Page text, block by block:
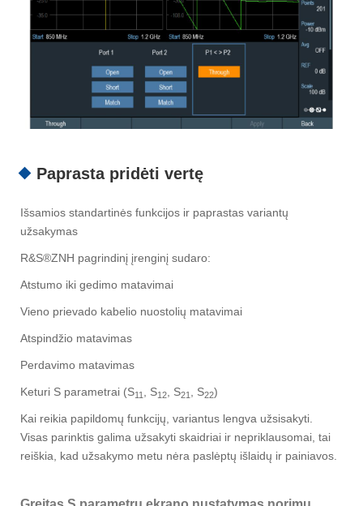
Paprasta pridėti vertę
Išsamios standartinės funkcijos ir paprastas variantų
užsakymas
R&S®ZNH pagrindinį įrenginį sudaro:
Atstumo iki gedimo matavimai
Vieno prievado kabelio nuostolių matavimai
Atspindžio matavimas
Perdavimo matavimas
Keturi S parametrai (S11 , S12 , S21 , S22)
Kai reikia papildomų funkcijų, variantus lengva užsisakyti.
Visas parinktis galima užsakyti skaidriai ir nepriklausomai, tai
reiškia, kad užsakymo metu nėra paslėptų išlaidų ir painiavos.